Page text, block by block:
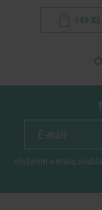
149 Kč
vložením e-mailu